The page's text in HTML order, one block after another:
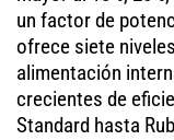
un factor de
ofrece siete
alimentación
crecientes de
Standard hasta